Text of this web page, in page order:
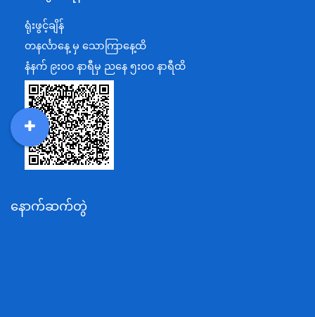
အပြည်ပြည်ဆိုင်ရာပူးပေါင်းဆောင်ရွက်ရေးဝန်ကြီးဌာန
ပြန်ကြားရေးဝန်ကြီးဌာန
သာသနာရေးနှင့် ယဉ်ကျေးမှုဝန်ကြီးဌာန
စိုက်ပျိုးရေး၊မွေးမြူရေးနှင့်ဆည်မြောင်းဝန်ကြီးဌာန
ပို့ဆောင်ရေးနှင့်ဆက်သွယ်ရေးဝန်ကြီးဌာန
သယံဇာတနှင့်ပတ်ဝန်းကျင်ထိန်းသိမ်းရေးဝန်ကြီးဌာန
အလုပ်သမား၊လူဝင်မှုကြီးကြပ်ရေးနှင့်ပြည်သူ့အင်အား
ရုံးဖွင့်ချိန်
တနင်္လာနေ့ မှ သောကြာနေ့ထိ
နံနက် ၉းဝ၀ နာရီမှ ညနေ ၅းဝ၀ နာရီထိ
နောက်ဆက်တွဲ
MOS
DSW
DDM